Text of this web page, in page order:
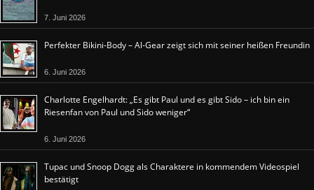
7. Juni 2026
Perfekter Bikini-Body – Al-Gear zeigt sich mit seiner heißen Freundin
6. Juni 2026
Charlotte Engelhardt: „Es gibt Paul und es gibt Sido – ich bin ein
Riesenfan von Paul und Sido weniger“
6. Juni 2026
Tupac und Snoop Dogg als Charaktere in kommendem Videospiel
bestätigt